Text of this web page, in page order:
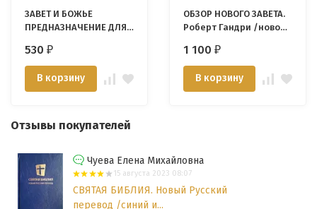
ЗАВЕТ И БОЖЬЕ
ПРЕДНАЗНАЧЕНИЕ ДЛЯ
Шрайнер
530 ₽
В корзину
ОБЗОР НОВОГО ЗАВЕТА.
Роберт Гандри /новое
1 100 ₽
В корзину
Отзывы покупателей
Чуева Елена Михайловна
15 августа 2023 08:07
СВЯТАЯ БИБЛИЯ. Новый Русский
перевод /синий и...